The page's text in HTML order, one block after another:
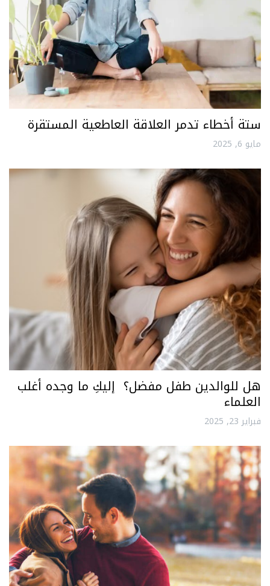
ستة أخطاء تدمر العلاقة العاطعية المستقرة
مايو 6, 2025
هل للوالدين طفل مفضل؟ إليكِ ما وجده أغلب
العلماء
فبراير 23, 2025